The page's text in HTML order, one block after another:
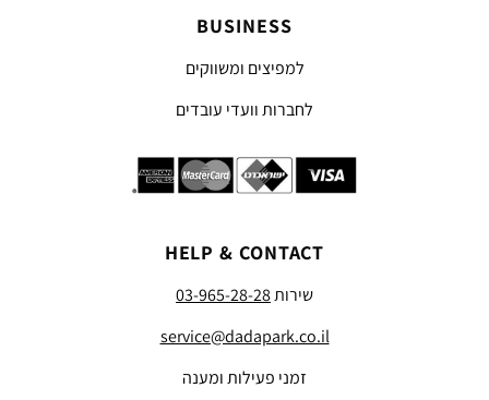
BUSINESS
למפיצים ומשווקים
לחברות וועדי עובדים
HELP & CONTACT
שירות03-965-28-28
service@dadapark.co.il
זמני פעילות ומענה